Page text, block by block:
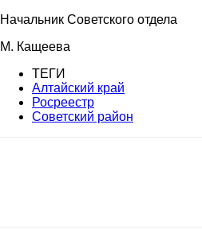
Начальник Советского отдела
М. Кащеева
ТЕГИ
Алтайский край
Росреестр
Советский район